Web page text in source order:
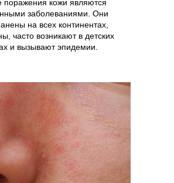
поражения кожи являются
заболеваниями. Они
на всех континентах,
часто возникают в детских
и вызывают эпидемии.